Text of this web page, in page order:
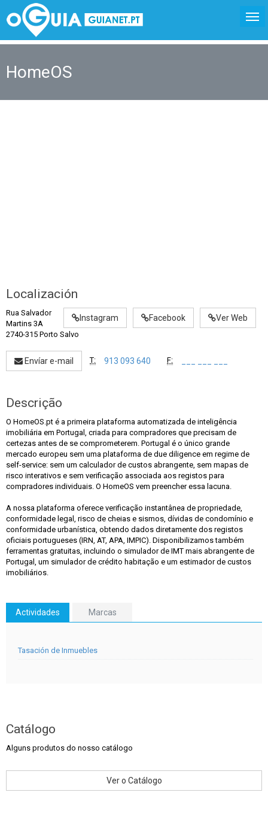
HomeOS
Localización
Ver Web
Facebook
Instagram
Rua Salvador
Martins 3A
2740-315 Porto Salvo
Envíar e-mail T: 913 093 640 F:
Descrição
O HomeOS.pt é a primeira plataforma automatizada de inteligência
imobiliária em Portugal, criada para compradores que precisam de
certezas antes de se comprometerem. Portugal é o único grande
mercado europeu sem uma plataforma de due diligence em regime de
self-service: sem um calculador de custos abrangente, sem mapas de
risco interativos e sem verificação associada aos registos para
compradores individuais. O HomeOS vem preencher essa lacuna.
A nossa plataforma oferece verificação instantânea de propriedade,
conformidade legal, risco de cheias e sismos, dívidas de condomínio e
conformidade urbanística, obtendo dados diretamente dos registos
oficiais portugueses (IRN, AT, APA, IMPIC). Disponibilizamos também
ferramentas gratuitas, incluindo o simulador de IMT mais abrangente de
Portugal, um simulador de crédito habitação e um estimador de custos
imobiliários.
Actividades Marcas
Tasación de Inmuebles
Catálogo
Alguns produtos do nosso catálogo
Ver o Catálogo